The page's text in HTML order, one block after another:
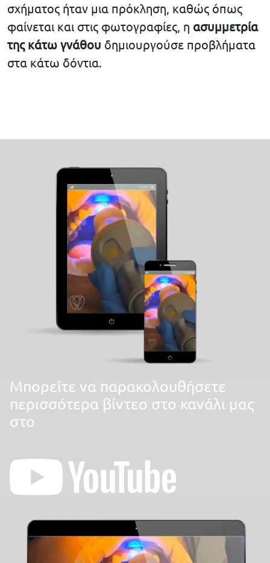
σχήματος ήταν μια πρόκληση, καθώς όπως
φαίνεται και στις φωτογραφίες, η ασυμμετρία
της κάτω γνάθου δημιουργούσε προβλήματα
στα κάτω δόντια.
Mπορείτε να παρακολουθήσετε
περισσότερα βίντεο στο κανάλι μας
στο